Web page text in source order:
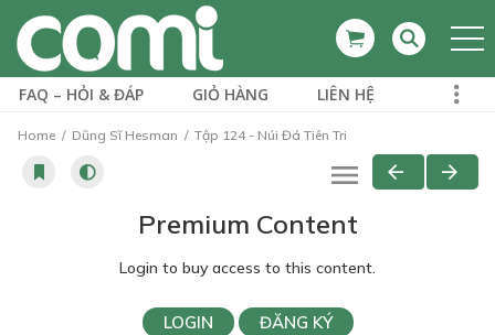
FAQ – HỎI & ĐÁP GIỎ HÀNG LIÊN HỆ
Home Dũng Sĩ Hesman Tập 124 - Núi Đá Tiên Tri
Premium Content
Login to buy access to this content.
LOGIN ĐĂNG KÝ